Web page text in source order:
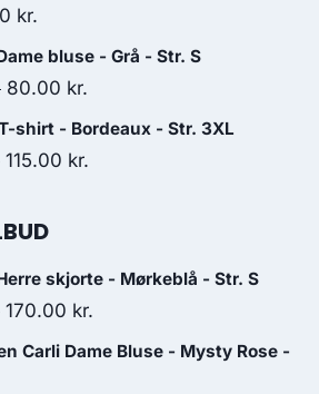
150.00 kr..
kr.
price
is:
bluse - Grå - Str. S
Original
price
was:
80.00 kr.
price
shirt - Bordeaux - Str. 3XL
Original
was:
115.00 kr.
skjorte - Mørkeblå - Str. S
Original
price
170.00 kr.
price
Carli Dame Bluse - Mysty Rose -